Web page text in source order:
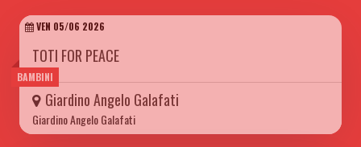
BAMBINI
VEN 05/06 2026
TOTI FOR PEACE
Giardino Angelo Galafati
Giardino Angelo Galafati